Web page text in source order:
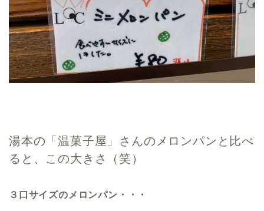
湯本の「温菓子屋」さんのメロンパンと比べ
ると、この大きさ（笑）
３口サイズのメロンパン・・・